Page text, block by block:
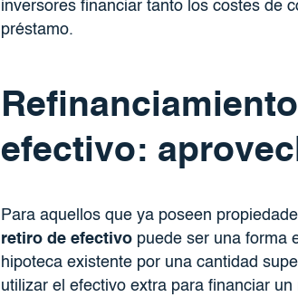
inversores financiar tanto los costes de
préstamo.
efectivo:
Para aquellos que ya poseen
retiro de efectivopuede ser una forma
hipoteca existente por una cantidad
utilizar el efectivo extra para financiar